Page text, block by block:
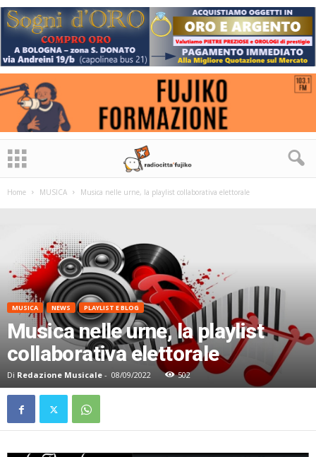
Home MUSICA Musica nelle urne, la playlist collaborativa elettorale
MUSICA NEWS PLAYLIST E BLOG
Musica nelle urne, la playlist
collaborativa elettorale
Di Redazione Musicale - 08/09/2022 502